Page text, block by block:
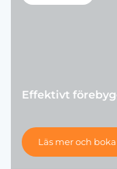
Effektivt
Läs mer och boka